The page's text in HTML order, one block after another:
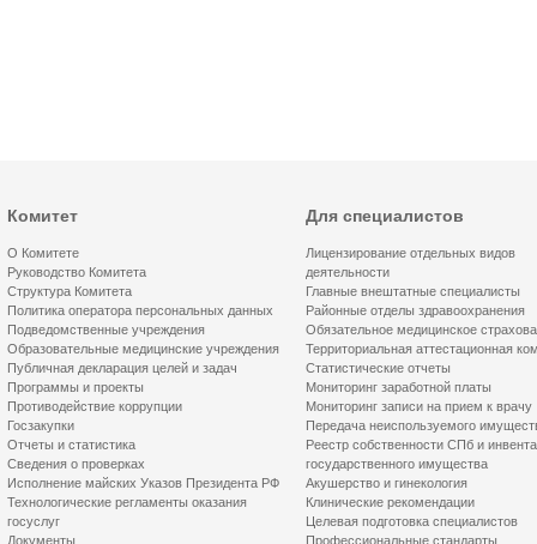
Комитет
О Комитете
Руководство Комитета
Структура Комитета
Политика оператора персональных данных
Подведомственные учреждения
Образовательные медицинские учреждения
Публичная декларация целей и задач
Программы и проекты
Противодействие коррупции
Госзакупки
Отчеты и статистика
Сведения о проверках
Исполнение майских Указов Президента РФ
Технологические регламенты оказания
госуслуг
Документы
Для специалистов
Лицензирование отдельных видов
деятельности
Главные внештатные специалисты
Районные отделы здравоохранения
Обязательное медицинское
Территориальная аттестационная
Статистические отчеты
Мониторинг заработной платы
Мониторинг записи на прием к врачу
Передача неиспользуемого
Реестр собственности СПб и
государственного имущества
Акушерство и гинекология
Клинические рекомендации
Целевая подготовка специалистов
Профессиональные стандарты